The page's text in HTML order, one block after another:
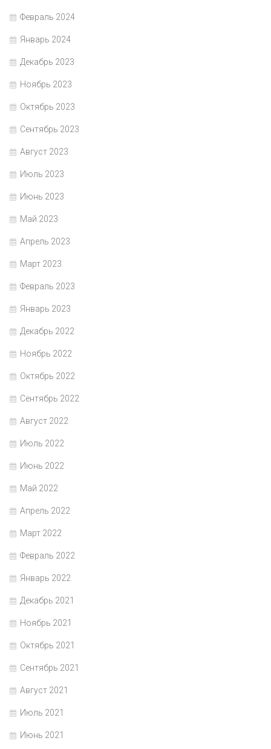
Февраль 2024
Январь 2024
Декабрь 2023
Ноябрь 2023
Октябрь 2023
Сентябрь 2023
Август 2023
Июль 2023
Июнь 2023
Май 2023
Апрель 2023
Март 2023
Февраль 2023
Январь 2023
Декабрь 2022
Ноябрь 2022
Октябрь 2022
Сентябрь 2022
Август 2022
Июль 2022
Июнь 2022
Май 2022
Апрель 2022
Март 2022
Февраль 2022
Январь 2022
Декабрь 2021
Ноябрь 2021
Октябрь 2021
Сентябрь 2021
Август 2021
Июль 2021
Июнь 2021